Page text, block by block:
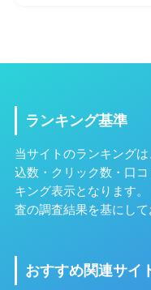
ランキング基準
当サイトのランキング
込数・クリック数・口
キング表示となります
査の調査結果を基にして
おすすめ関連サイ